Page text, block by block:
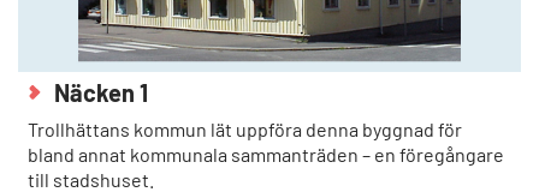
Näcken 1
Trollhättans kommun lät uppföra denna byggnad för
bland annat kommunala sammanträden – en föregångare
till stadshuset.